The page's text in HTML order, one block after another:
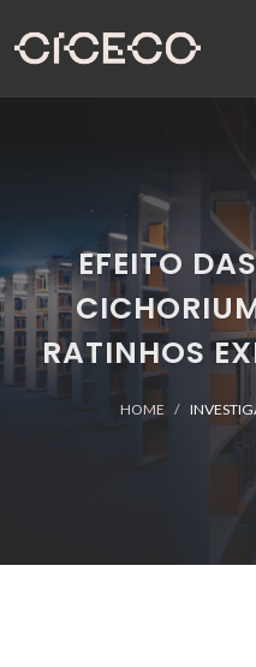
EFEITO
RATINHOS
HOME